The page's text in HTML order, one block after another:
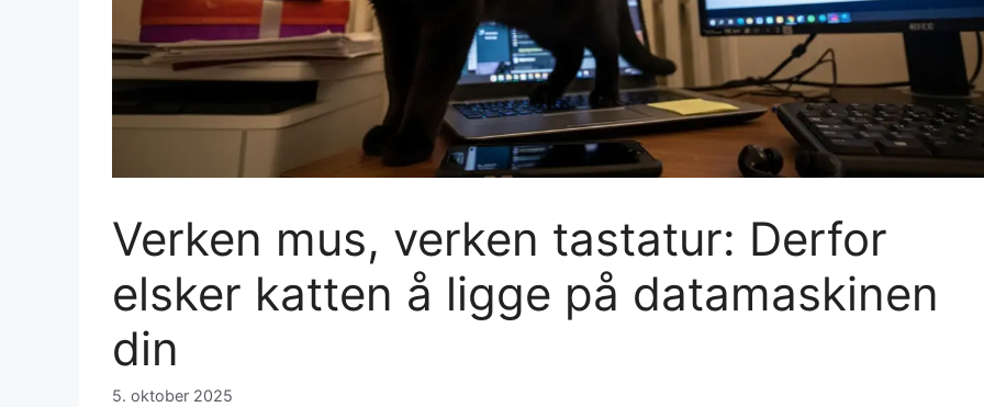
Verken mus, verken tastatur: Derfor
elsker katten å ligge på datamaskinen
din
5. oktober 2025